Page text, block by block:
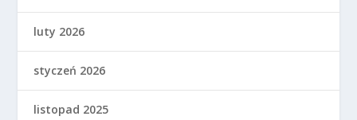
luty 2026
styczeń 2026
listopad 2025